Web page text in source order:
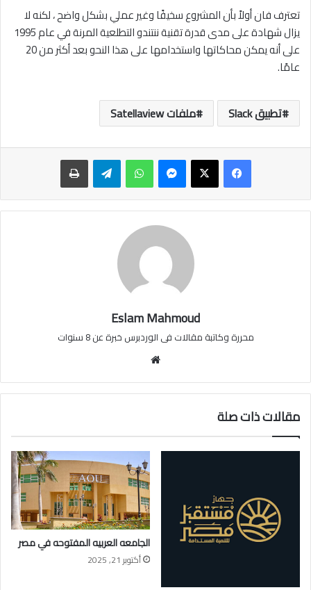
تعترف فان أولاً بأن المشروع سخيفًا وغير عملي بشكل واضح ، لكنه لا
يزال شهادة على مدى قدرة تقنية ننتندو التطلعية المرنة في عام 1995
على أنه يمكن محاكاتها واستخدامها على هذا النحو بعد أكثر من 20
عامًا.
تطبيق Slack ملفات Satellaview
ماسنجر واتساب تيلقرام
Eslam Mahmoud
محررة وكاتبة مقالات فى الوردبرس خبرة عن 8 سنوات
مقالات ذات صلة
الجامعه العربيه المفتوحه في مصر
أكتوبر 21, 2025